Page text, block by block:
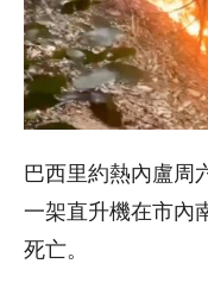
巴西里約熱內盧周
一架直升機在市內
死亡。